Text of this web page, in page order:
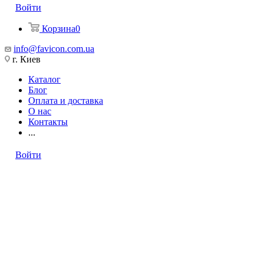
Войти
Корзина0
info@favicon.com.ua
г. Киев
Каталог
Блог
Оплата и доставка
О нас
Контакты
...
Войти